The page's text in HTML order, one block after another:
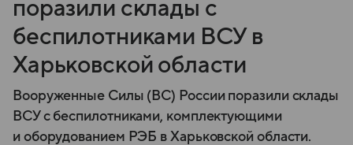
поразили склады с
беспилотниками ВСУ в
Харьковской области
Вооруженные Силы (ВС) России поразили склады
ВСУ с беспилотниками, комплектующими
и оборудованием РЭБ в Харьковской области.